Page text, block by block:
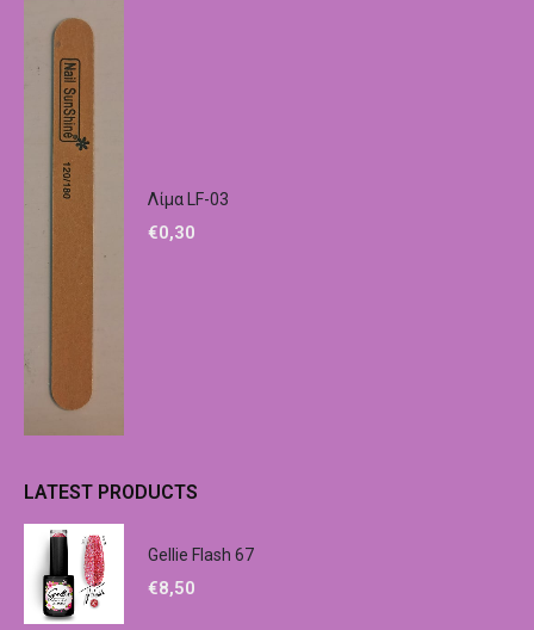
Λίμα LF-03
€0,30
LATEST PRODUCTS
Gellie Flash 67
€8,50